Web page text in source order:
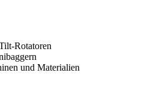
Rotatoren
und Materialien